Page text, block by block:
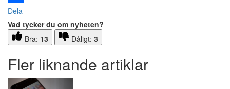
Dela
Vad tycker du om nyheten?
Bra: 13 Dåligt: 3
Fler liknande artiklar